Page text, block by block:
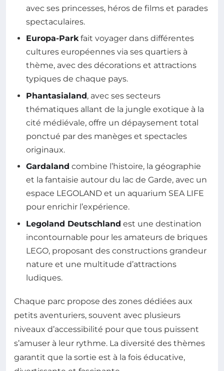
avec ses princesses, héros de films et parades
spectaculaires.
Europa-Parkfait voyager dans différentes
cultures européennes via ses quartiers à
thème, avec des décorations et attractions
typiques de chaque pays.
Phantasialand, avec ses secteurs
thématiques allant de la jungle exotique à la
cité médiévale, offre un dépaysement total
ponctué par des manèges et spectacles
originaux.
Gardaland combine l’histoire, la géographie
et la fantaisie autour du lac de Garde, avec un
espace LEGOLAND et un aquarium SEA LIFE
pour enrichir l’expérience.
Legoland Deutschland est une destination
incontournable pour les amateurs de briques
LEGO, proposant des constructions grandeur
nature et une multitude d’attractions
ludiques.
Chaque parc propose des zones dédiées aux
petits aventuriers, souvent avec plusieurs
niveaux d’accessibilité pour que tous puissent
s’amuser à leur rythme. La diversité des thèmes
garantit que la sortie est à la fois éducative,